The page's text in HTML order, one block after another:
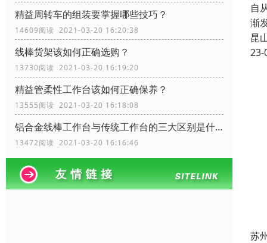
精益周转车的组装要掌握哪些技巧？
14609阅读 2021-03-20 16:20:38
线棒货架该如何正确选购？
13730阅读 2021-03-20 16:19:20
精益管柔性工作台该如何正确保养？
13555阅读 2021-03-20 16:18:08
铝合金线棒工作台与传统工作台的三大区别是什么？
13472阅读 2021-03-20 16:16:46
自
渐
昆
23-
苏